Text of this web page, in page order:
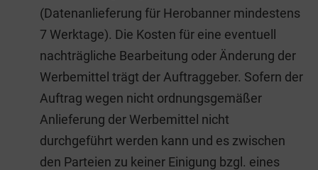
(Datenanlieferung für Herobanner mindestens
7 Werktage). Die Kosten für eine eventuell
nachträgliche Bearbeitung oder Änderung der
Werbemittel trägt der Auftraggeber. Sofern der
Auftrag wegen nicht ordnungsgemäßer
Anlieferung der Werbemittel nicht
durchgeführt werden kann und es zwischen
den Parteien zu keiner Einigung bzgl. eines